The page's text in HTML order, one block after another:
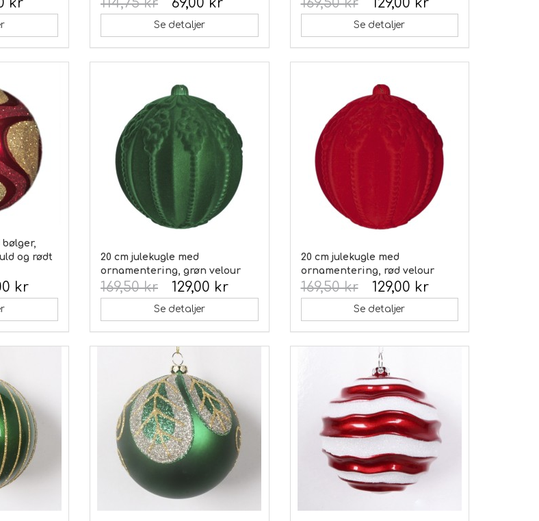
Se detaljer Se detaljer
og rødt
kr
20 cm julekugle med
ornamentering, grøn velour
129,00 kr
169,50 kr
Se detaljer
20 cm julekugle med
ornamentering, rød velour
129,00 kr
169,50 kr
Se detaljer